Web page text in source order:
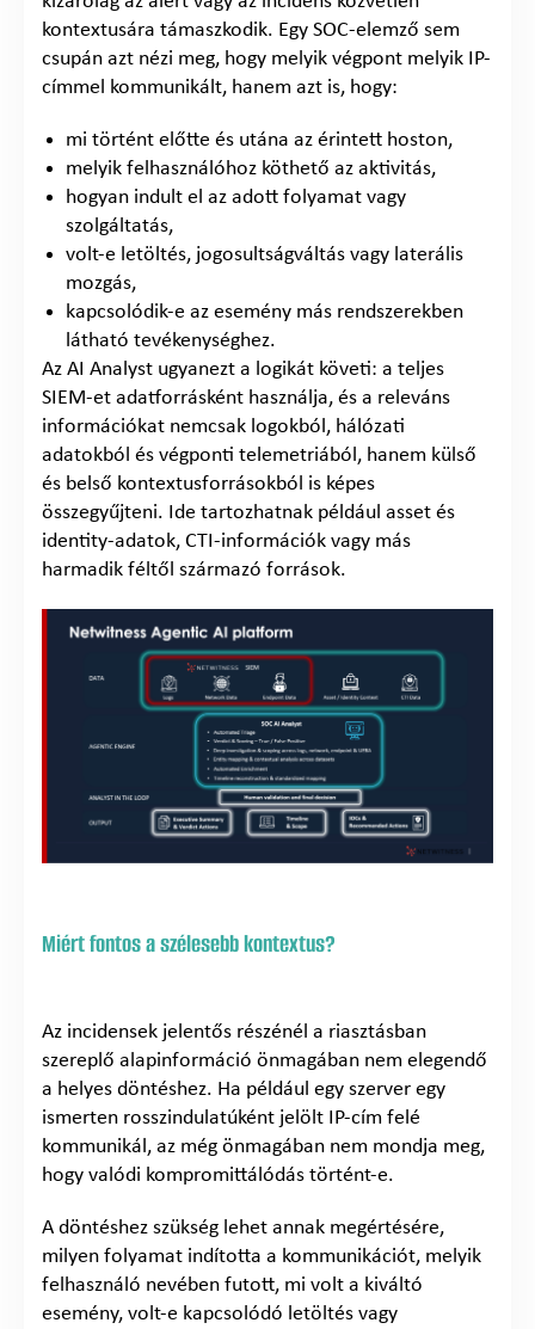
kontextusára támaszkodik. Egy SOC-elemző sem
csupán azt nézi meg, hogy melyik végpont melyik IP-
címmel kommunikált, hanem azt is, hogy:
mi történt előtte és utána az érintett hoston,
melyik felhasználóhoz köthető az aktivitás,
hogyan indult el az adott folyamat vagy
szolgáltatás,
volt-e letöltés, jogosultságváltás vagy laterális
mozgás,
kapcsolódik-e az esemény más rendszerekben
látható tevékenységhez.
Az AI Analyst ugyanezt a logikát követi: a teljes
SIEM-et adatforrásként használja, és a releváns
információkat nemcsak logokból, hálózati
adatokból és végponti telemetriából, hanem külső
és belső kontextusforrásokból is képes
összegyűjteni. Ide tartozhatnak például asset és
identity-adatok, CTI-információk vagy más
harmadik féltől származó források.
Miért fontos a szélesebb kontextus?
Az incidensek jelentős részénél a riasztásban
szereplő alapinformáció önmagában nem elegendő
a helyes döntéshez. Ha például egy szerver egy
ismerten rosszindulatúként jelölt IP-cím felé
kommunikál, az még önmagában nem mondja meg,
hogy valódi kompromittálódás történt-e.
A döntéshez szükség lehet annak megértésére,
milyen folyamat indította a kommunikációt, melyik
felhasználó nevében futott, mi volt a kiváltó
esemény, volt-e kapcsolódó letöltés vagy